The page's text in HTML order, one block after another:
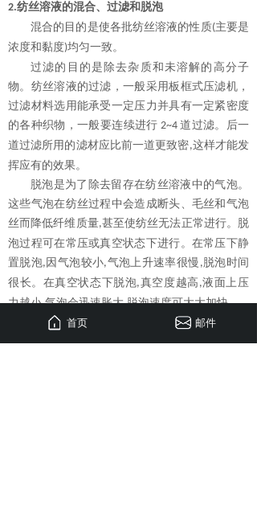
2.纺丝溶液的混合、过滤和脱泡
混合的目的是使各批纺丝溶液的性质(主要是
浓度和黏度)均匀一致。
过滤的目的是除去杂质和未溶解的高分子
物。纺丝溶液的过滤，一般采用板框式压滤机 ，
过滤材料选用能承受一定压力并具有一定紧密度
的各种织物，一般要连续进行 2~4道过滤。 后一
道过滤所用的滤材应比前一道更致密,这样才能发
挥应有的效果。
脱泡是为了除去留存在纺丝溶液中的气泡。
这些气泡在纺丝过程中会造成断头、毛丝和气泡
丝而降低纤维质量,甚至使纺丝无法正常进行。脱
泡过程可在常压或真空状态下进行。在常压下静
置脱泡, 因气泡较小,气泡上升速率很慢 ,脱泡时间
很长。在真空状态下脱泡,真空度越高 ,液面上压
力越小,气泡会迅速胀大,脱泡速度可大大加快。
四川致研科技作为专业的科研实验仪器生产厂
首页 邮件